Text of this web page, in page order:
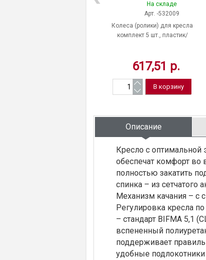
На складе
Арт. -532009
Колеса (ролики) для кресла
комплект 5 шт., пластик/
617,51 р.
Описание
Кресло с оптимальной
обеспечат комфорт во
полностью закатить
спинка – из
Механизм качания – с
Регулировка кресла
– стандарт BIFMA 5,1
вспененный
поддерживает
удобные